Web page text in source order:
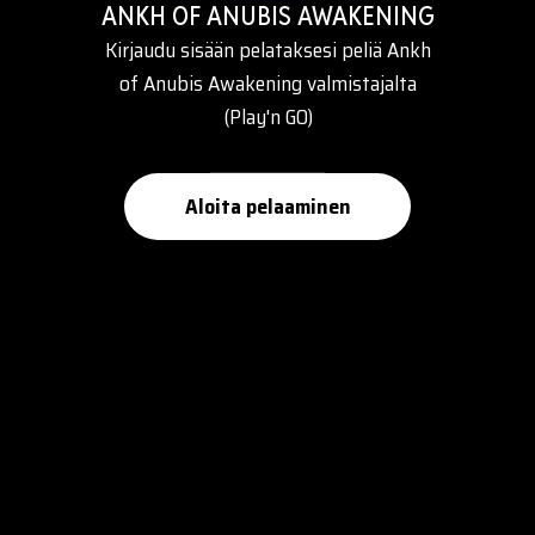
ANKH OF ANUBIS AWAKENING
Kirjaudu sisään pelataksesi peliä Ankh
of Anubis Awakening valmistajalta
(Play'n GO)
Aloita pelaaminen